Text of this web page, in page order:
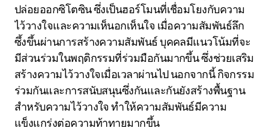
ปล่อยออกซิโตซิน ซึ่งเป็นฮอร์โมนที่เชื่อมโยงกับความ
ไว้วางใจและความเห็นอกเห็นใจ เมื่อความสัมพันธ์ลึก
ซึ้งขึ้นผ่านการสร้างความสัมพันธ์ บุคคลมีแนวโน้มที่จะ
มีส่วนร่วมในพฤติกรรมที่ร่วมมือกันมากขึ้น ซึ่งช่วยเสริม
สร้างความไว้วางใจเมื่อเวลาผ่านไป นอกจากนี้ กิจกรรม
ร่วมกันและการสนับสนุนซึ่งกันและกันยังสร้างพื้นฐาน
สำหรับความไว้วางใจ ทำให้ความสัมพันธ์มีความ
แข็งแกร่งต่อความท้าทายมากขึ้น